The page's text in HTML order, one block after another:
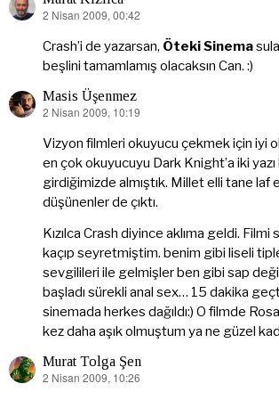
dedi
2 Nisan 2009, 00:42
Crash’i de yazarsan, Öteki Sinema
beşlini tamamlamış olacaksın Can. :)
Masis Üşenmez
dedi
2 Nisan 2009, 10:19
Vizyon filmleri okuyucu çekmek için iyi
en çok okuyucuyu Dark Knight’a iki
girdiğimizde almıştık. Millet elli tane laf
düşünenler de çıktı.
Kızılca Crash diyince aklıma geldi.
kaçıp seyretmiştim. benim gibi liseli
sevgilileri ile gelmişler ben gibi sap
başladı sürekli anal sex… 15 dakika
sinemada herkes dağıldı:) O filmde
kez daha aşık olmuştum ya ne güzel
Murat Tolga Şen
dedi
2 Nisan 2009, 10:26